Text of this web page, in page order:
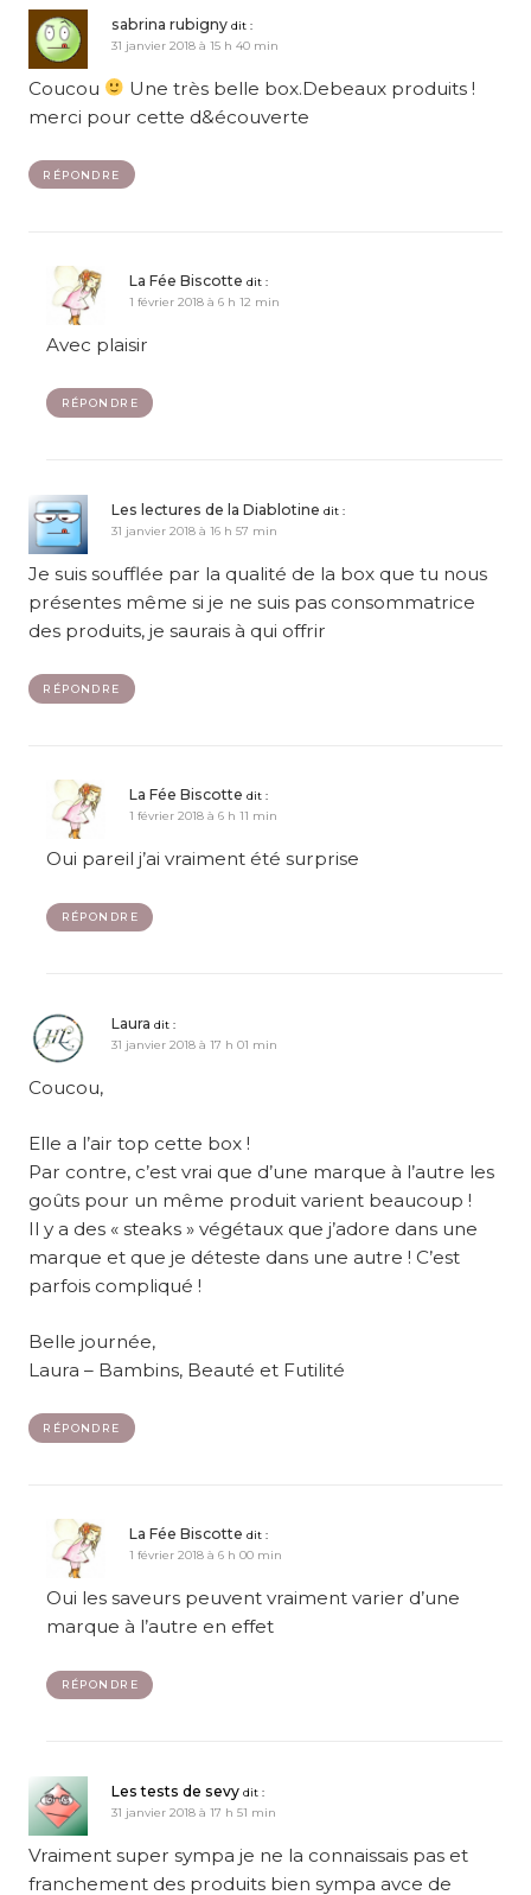
sabrina rubigny dit :
31 janvier 2018 à 15 h 40 min
Coucou
Une très belle box.Debeaux produits !
merci pour cette d&écouverte
RÉPONDRE
La Fée Biscotte dit :
1 février 2018 à 6 h 12 min
Avec plaisir
RÉPONDRE
Les lectures de la Diablotine dit :
31 janvier 2018 à 16 h 57 min
Je suis soufflée par la qualité de la box que tu nous
présentes même si je ne suis pas consommatrice
des produits, je saurais à qui offrir
RÉPONDRE
La Fée Biscotte dit :
1 février 2018 à 6 h 11 min
Oui pareil j’ai vraiment été surprise
RÉPONDRE
Laura dit :
31 janvier 2018 à 17 h 01 min
Coucou,
Elle a l’air top cette box !
Par contre, c’est vrai que d’une marque à l’autre les
goûts pour un même produit varient beaucoup !
Il y a des « steaks » végétaux que j’adore dans une
marque et que je déteste dans une autre ! C’est
parfois compliqué !
Belle journée,
Laura – Bambins, Beauté et Futilité
RÉPONDRE
La Fée Biscotte dit :
1 février 2018 à 6 h 00 min
Oui les saveurs peuvent vraiment varier d’une
marque à l’autre en effet
RÉPONDRE
Les tests de sevy dit :
31 janvier 2018 à 17 h 51 min
Vraiment super sympa je ne la connaissais pas et
franchement des produits bien sympa avce de